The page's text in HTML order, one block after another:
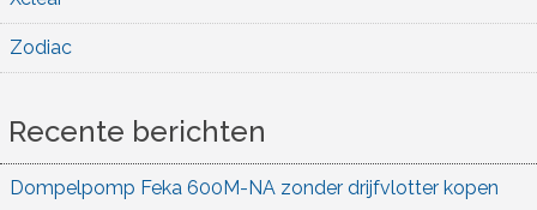
Zodiac
Recente berichten
Dompelpomp Feka 600M-NA zonder drijfvlotter kopen